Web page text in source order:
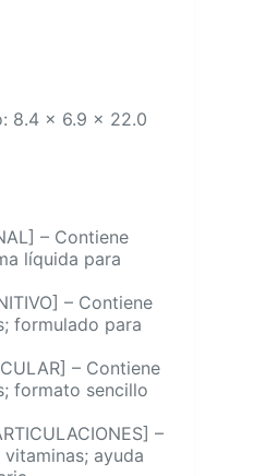
8.4 x 6.9 x 22.0
– Contiene
líquida para
– Contiene
formulado para
– Contiene
formato sencillo
–
ayuda